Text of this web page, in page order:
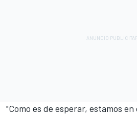
"Como es de esperar, estamos